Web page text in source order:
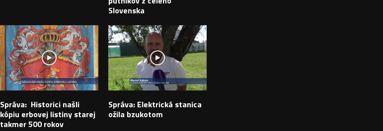
Slovenska
Správa: Historici našli
kópiu erbovej listiny starej
takmer 500 rokov
Správa: Elektrická stanica
ožila bzukotom